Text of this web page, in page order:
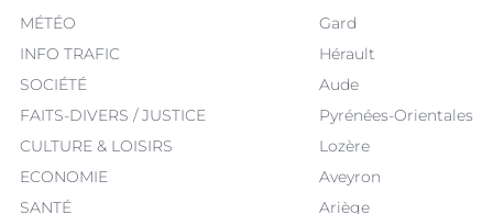
MÉTÉO
INFO TRAFIC
SOCIÉTÉ
FAITS-DIVERS / JUSTICE
CULTURE & LOISIRS
ECONOMIE
SANTÉ
Gard
Hérault
Aude
Pyrénées-Orientales
Lozère
Aveyron
Ariège